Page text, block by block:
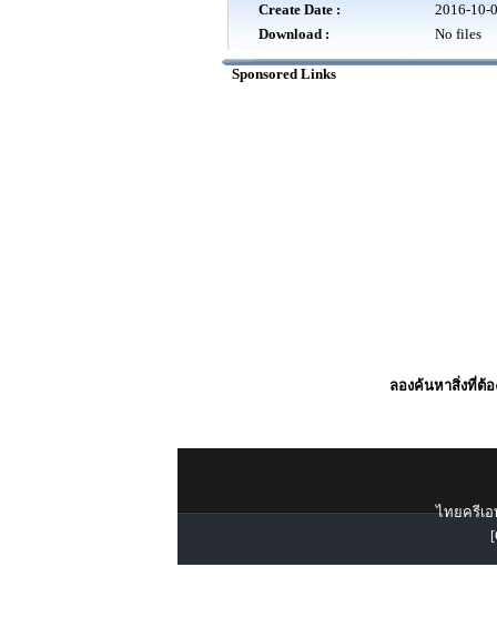
Create Date :
2016-10-
Download :
No files
Sponsored Links
ลองค้นหาสิ่งที่ต้อ
ไทยครีเอ
[